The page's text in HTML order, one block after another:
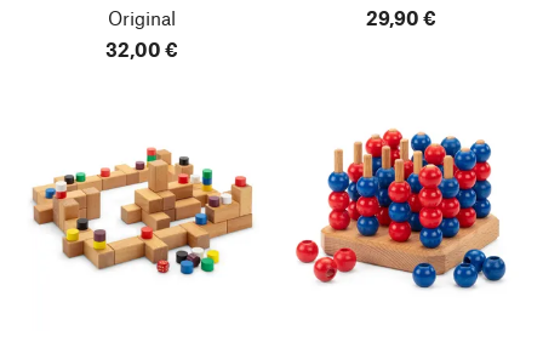
Original
32,00 €
29,90 €